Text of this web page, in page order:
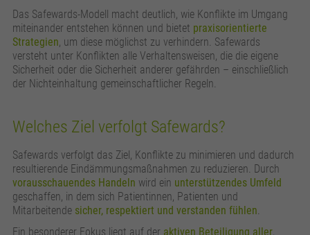
Das Safewards-Modell macht deutlich, wie Konflikte im Umgang
miteinander entstehen können und bietet praxisorientierte
Strategien, um diese möglichst zu verhindern. Safewards
versteht unter Konflikten alle Verhaltensweisen, die die eigene
Sicherheit oder die Sicherheit anderer gefährden – einschließlich
der Nichteinhaltung gemeinschaftlicher Regeln.
Welches Ziel verfolgt Safewards?
Safewards verfolgt das Ziel, Konflikte zu minimieren und dadurch
resultierende Eindämmungsmaßnahmen zu reduzieren. Durch
vorausschauendes Handeln wird ein unterstützendes Umfeld
geschaffen, in dem sich Patientinnen, Patienten und
Mitarbeitende sicher, respektiert und verstanden fühlen.
Ein besonderer Fokus liegt auf der aktiven Beteiligung aller